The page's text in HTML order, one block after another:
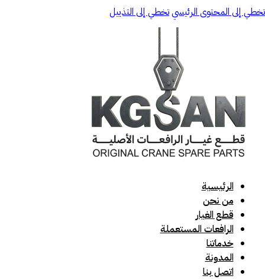
تخطي إلى المحتوى الرئيسيتخطي إلى التذييل
الرئيسية
من نحن
قطع الغيار
الرافعات المستعملة
خدماتنا
المدونة
اتصل بنا